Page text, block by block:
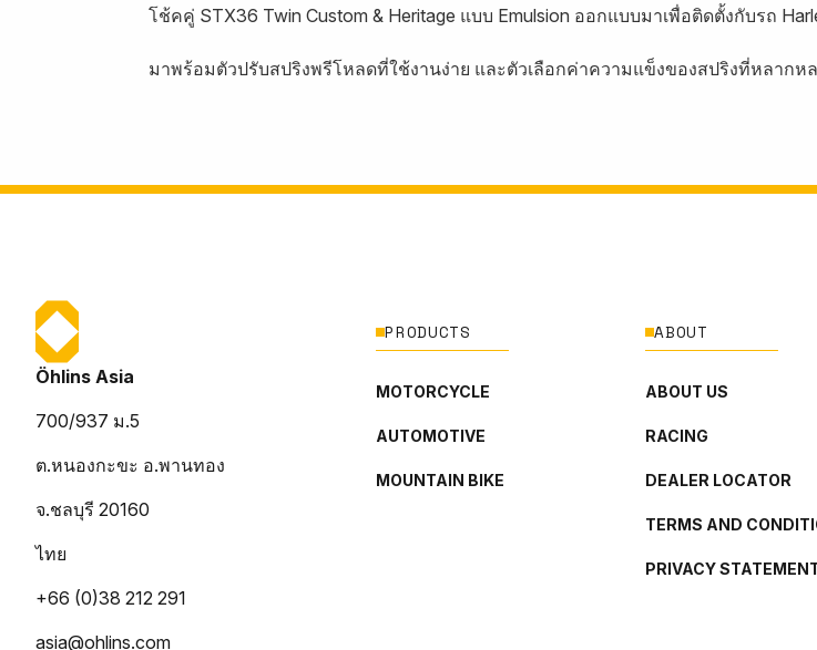
โช้คคู่ STX36 Twin Custom & Heritage แบบ Emulsion ออกแบบมาเพื่อติดตั้งกับรถ
มาพร้อมตัวปรับสปริงพรีโหลดที่ใช้งานง่าย และตัวเลือกค่าความแข็งของสปริงที่หลาก
Öhlins Asia
700/937 ม.5
ต.หนองกะขะ อ.พานทอง
จ.ชลบุรี 20160
ไทย
+66 (0)38 212 291
asia@ohlins.com
PRODUCTS
MOTORCYCLE
AUTOMOTIVE
MOUNTAIN BIKE
ABOUT
ABOUT US
RACING
DEALER LOCATOR
TERMS AND
PRIVACY